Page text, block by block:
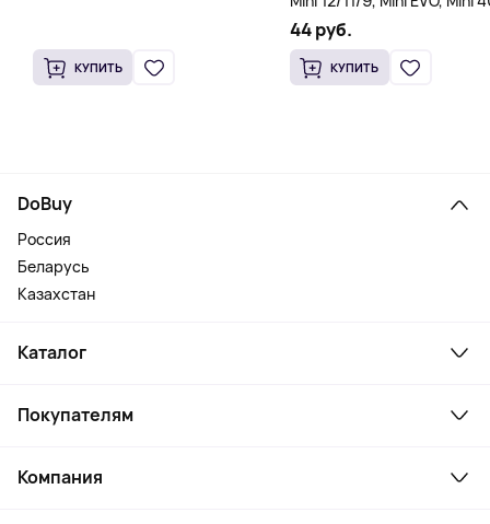
КУПИТЬ
Mini Liplay, Mini Link, Mini 90
instant, 10 штук
44 руб.
КУПИТЬ
DoBuy
Россия
Беларусь
Казахстан
Каталог
Ноутбуки, мониторы, VR
Косметика и уход
Покупателям
Как заказать
Компания